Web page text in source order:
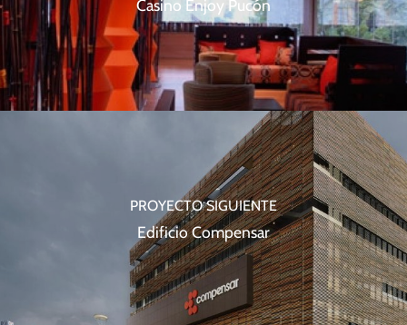
Casino Enjoy Pucón
PROYECTO SIGUIENTE
Edificio Compensar